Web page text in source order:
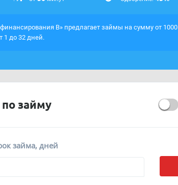
В» предлагает займы на сумму от
1 до 32 дней.
займу
займа, дней